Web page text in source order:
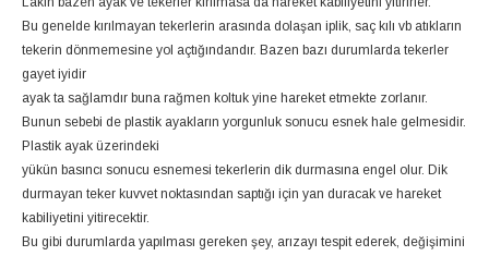
Bu genelde kırılmayan tekerlerin arasında dolaşan iplik, saç kılı vb atıkların
tekerin dönmemesine yol açtığındandır. Bazen bazı durumlarda tekerler
gayet iyidir
ayak ta sağlamdır buna rağmen koltuk yine hareket etmekte zorlanır.
Bunun sebebi de plastik ayakların yorgunluk sonucu esnek hale gelmesidir.
Plastik ayak üzerindeki
yükün basıncı sonucu esnemesi tekerlerin dik durmasına engel olur. Dik
durmayan teker kuvvet noktasından saptığı için yan duracak ve hareket
kabiliyetini yitirecektir.
Bu gibi durumlarda yapılması gereken şey, arızayı tespit ederek, değişimini